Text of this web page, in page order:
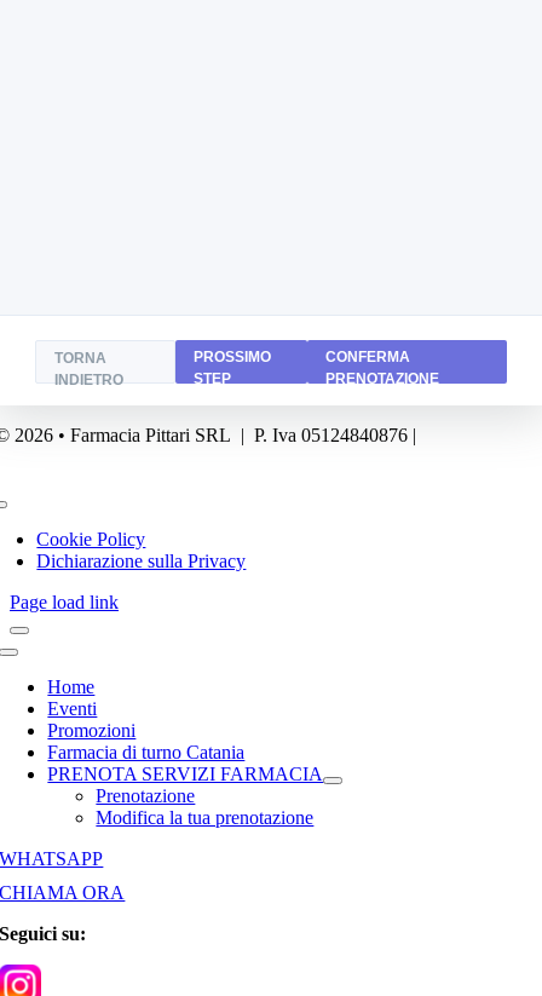
TORNA
INDIETRO
PROSSIMO
STEP
CONFERMA
PRENOTAZIONE
2026 • Farmacia Pittari SRL | P. Iva 05124840876 |
Cookie Policy
Dichiarazione sulla Privacy
Page load link
Toggle
NavigationHome
Eventi
Promozioni
Farmacia di turno Catania
PRENOTA SERVIZI FARMACIA
Prenotazione
Modifica la tua prenotazione
WHATSAPP
CHIAMA ORA
Seguici su: